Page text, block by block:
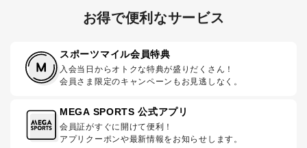
お得で便利なサービス
スポーツマイル会員特典
入会当日からオトクな特典が盛りだくさん！
会員さま限定のキャンペーンもお見逃しなく。
MEGA SPORTS 公式アプリ
会員証がすぐに開けて便利！
アプリクーポンや最新情報をお知らせします。